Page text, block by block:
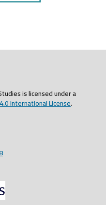
is licensed under a
International License.